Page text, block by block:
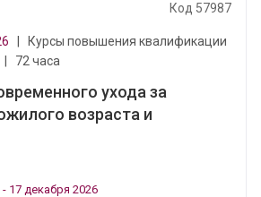
Код 57987
Курсы повышения квалификации
72 часа
ухода за
возраста и
17 декабря 2026